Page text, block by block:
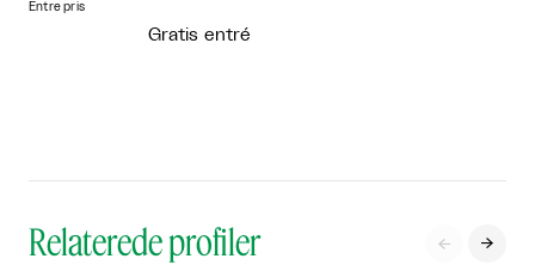
Entre pris
Gratis entré
Relaterede profiler  